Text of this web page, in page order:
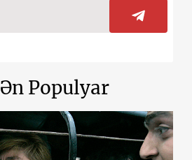
Ən Populyar